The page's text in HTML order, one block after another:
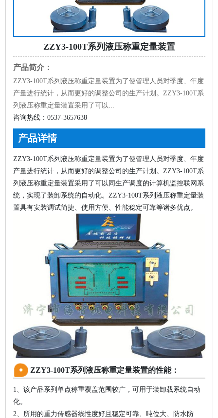
ZZY3-100T系列液压称重定量装置
产品简介：
ZZY3-100T系列液压称重定量装置为了使管理人员对季度、年度
产量进行统计，从而更好的调整公司的生产计划。ZZY3-100T系
列液压称重定量装置采用了可以...
咨询热线： 0537-3657638
产品详情
ZZY3-100T系列液压称重定量装置为了使管理人员对季度、年度
产量进行统计，从而更好的调整公司的生产计划。ZZY3-100T系
列液压称重定量装置采用了可以同生产调度的计算机监控联网系
统，实现了装卸系统的自动化。ZZY3-100T系列液压称重定量装
置具有安装调试简捷、使用方便、性能稳定可靠等诸多优点。
ZZY3-100T系列液压称重定量装置的性能：
1、该产品系列单点称重覆盖范围较广，可用于装卸载系统自动
化。
2、所用的重力传感器线性度好且稳定可靠、吨位大、防水防